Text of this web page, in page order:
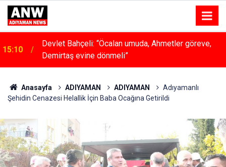
15:10
Devlet Bahçeli: “Öcalan umuda, Ahmetler göreve,
Demirtaş evine dönmeli”
Anasayfa ADIYAMAN ADIYAMAN
Adıyamanlı
Şehidin Cenazesi Helallik İçin Baba Ocağına Getirildi